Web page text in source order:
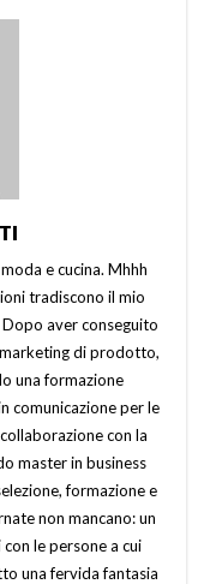
e cucina. Mhhh
tradiscono il mio
aver conseguito
di prodotto,
una formazione
comunicazione per le
con la
master in business
formazione e
non mancano: un
le persone a cui
una fervida fantasia